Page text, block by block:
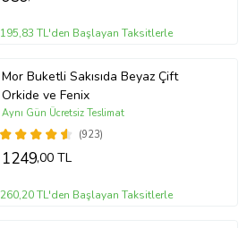
195,83 TL'den Başlayan Taksitlerle
Mor Buketli Sakısıda Beyaz Çift
Orkide ve Fenix
(923)
Aynı Gün Ücretsiz Teslimat
1249,00 TL
260,20 TL'den Başlayan Taksitlerle